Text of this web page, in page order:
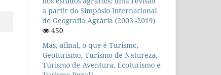
a partir do Simpósio Internacional
de Geografia Agrária (2003 -2019)
450
Mas, afinal, o que é Turismo,
Geoturismo, Turismo de Natureza,
Turismo de Aventura, Ecoturismo e